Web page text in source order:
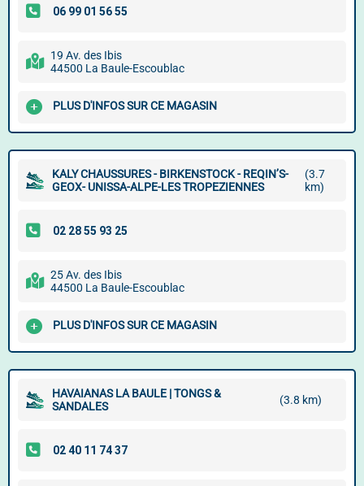
19 Av. des Ibis
44500 La Baule-Escoublac
PLUS D'INFOS SUR CE MAGASIN
KALY CHAUSSURES - BIRKENSTOCK - REQIN’S-
GEOX- UNISSA-ALPE-LES TROPEZIENNES
(3.7
km)
25 Av. des Ibis
44500 La Baule-Escoublac
PLUS D'INFOS SUR CE MAGASIN
HAVAIANAS LA BAULE | TONGS &
SANDALES
(3.8 km)